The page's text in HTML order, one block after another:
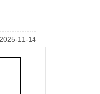
11-14